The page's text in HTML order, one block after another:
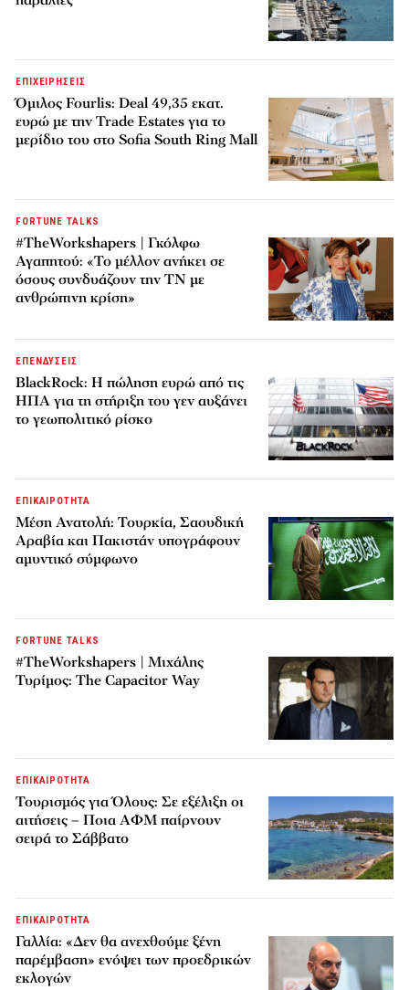
ΕΠΙΧΕΙΡΗΣΕΙΣ
Όμιλος Fourlis: Deal 49,35 εκατ.
ευρώ με την Trade Estates για το
μερίδιο του στο Sofia South Ring Mall
FORTUNE TALKS
#TheWorkshapers | Γκόλφω
Αγαπητού: «Το μέλλον ανήκει σε
όσους συνδυάζουν την ΤΝ με
ανθρώπινη κρίση»
ΕΠΕΝΔΥΣΕΙΣ
BlackRock: Η πώληση ευρώ από τις
ΗΠΑ για τη στήριξη του γεν αυξάνει
το γεωπολιτικό ρίσκο
ΕΠΙΚΑΙΡΟΤΗΤΑ
Μέση Ανατολή: Τουρκία, Σαουδική
Αραβία και Πακιστάν υπογράφουν
αμυντικό σύμφωνο
FORTUNE TALKS
#TheWorkshapers | Μιχάλης
Τυρίμος: The Capacitor Way
ΕΠΙΚΑΙΡΟΤΗΤΑ
Τουρισμός για Όλους: Σε εξέλιξη οι
αιτήσεις – Ποια ΑΦΜ παίρνουν
σειρά το Σάββατο
ΕΠΙΚΑΙΡΟΤΗΤΑ
Γαλλία: «Δεν θα ανεχθούμε ξένη
παρέμβαση» ενόψει των προεδρικών
εκλογών